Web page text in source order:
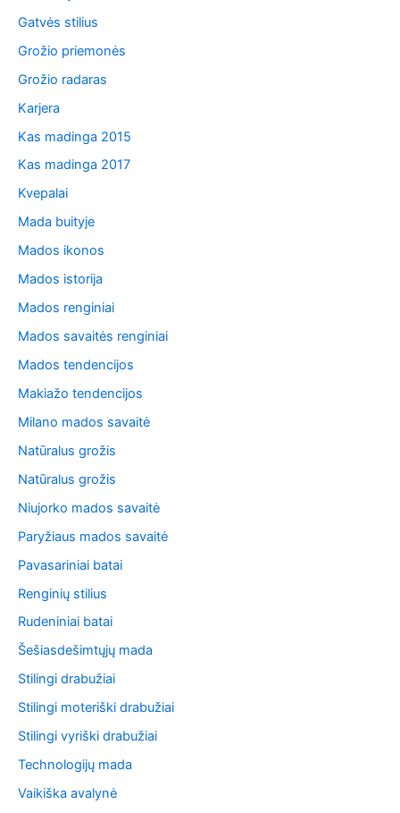
Gatvės stilius
Grožio priemonės
Grožio radaras
Karjera
Kas madinga 2015
Kas madinga 2017
Kvepalai
Mada buityje
Mados ikonos
Mados istorija
Mados renginiai
Mados savaitės renginiai
Mados tendencijos
Makiažo tendencijos
Milano mados savaitė
Natūralus grožis
Natūralus grožis
Niujorko mados savaitė
Paryžiaus mados savaitė
Pavasariniai batai
Renginių stilius
Rudeniniai batai
Šešiasdešimtųjų mada
Stilingi drabužiai
Stilingi moteriški drabužiai
Stilingi vyriški drabužiai
Technologijų mada
Vaikiška avalynė